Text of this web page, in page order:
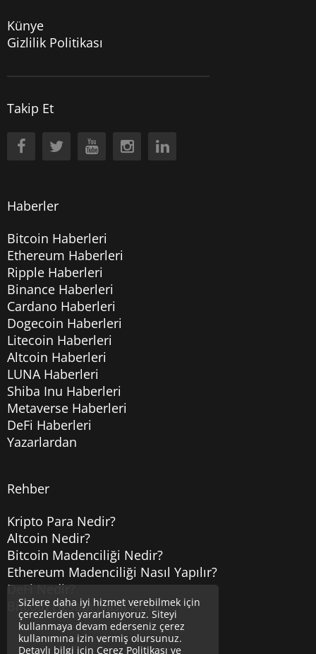
Künye
Gizlilik Politikası
Takip Et
Haberler
Bitcoin Haberleri
Ethereum Haberleri
Ripple Haberleri
Binance Haberleri
Cardano Haberleri
Dogecoin Haberleri
Litecoin Haberleri
Altcoin Haberleri
LUNA Haberleri
Shiba Inu Haberleri
Metaverse Haberleri
DeFi Haberleri
Yazarlardan
Rehber
Kripto Para Nedir?
Altcoin Nedir?
Bitcoin Madenciliği Nedir?
Ethereum Madenciliği Nasıl Yapılır?
DeFi Nedir?
Bitcoin Hesabı Nasıl Açılır?
Sizlere daha iyi hizmet verebilmek için
çerezlerden yararlanıyoruz. Siteyi
kullanmaya devam ederseniz çerez
kullanımına izin vermiş olursunuz.
Detaylı bilgi için Çerez Politikası ve